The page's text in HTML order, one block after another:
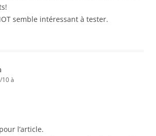
semble intéressant à tester.
à
l’article.